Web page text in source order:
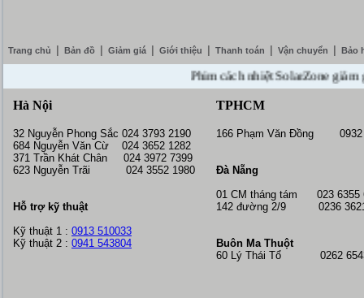
Trang chủ Bản đồ Giảm giá Giới thiệu Thanh toán Vận chuyển Bảo
Phim cách nhiệt SolarZone giảm giá
Hà Nội
32 Nguyễn Phong Sắc 024 3793 2190
684 Nguyễn Văn Cừ 024 3652 1282
371 Trần Khát Chân 024 3972 7399
623 Nguyễn Trãi 024 3552 1980
Hỗ trợ kỹ thuật
Kỹ thuật 1 : 0913 510033
Kỹ thuật 2 : 0941 543804
TPHCM
166 Phạm Văn Đồng 0932
Đà Nẵng
01 CM tháng tám 023 6355
142 đường 2/9 0236
Buôn Ma Thuột
60 Lý Thái Tổ 0262